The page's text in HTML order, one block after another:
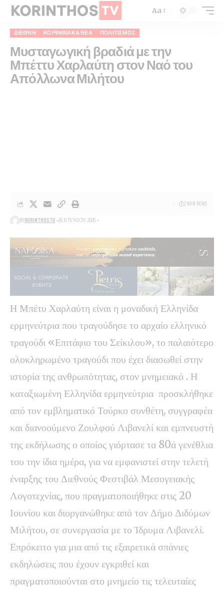
Aa
ΔΙΕΘΝΉ ΚΟΡΙΝΘΙΑΚΆ ΝΈΑ ΠΟΛΙΤΙΣΜΌΣ
Μυσταγωγική βραδιά με την
Μπέττυ Χαρλαύτη στον Ναό του
Απόλλωνα Μιλήτου
BYKORINTHOSTV 26 ΙΟΥΝΊΟΥ 2026
2 MIN READ
Η Μπέτυ Χαρλαύτη είναι η μοναδική Ελληνίδα
ερμηνεύτρια που τραγούδησε το αρχαίο ελληνικό
τραγούδι «Επιτάφιο του Σείκιλου», το παλαιότερο
ολοκληρωμένο τραγούδι που έχει διασωθεί στην
ιστορία της ανθρωπότητας, στον μνημειακό . Η
καταξιωμένη Ελληνίδα ερμηνεύτρια προσκλήθηκε
από τον εμβληματικό Τούρκο συνθέτη, συγγραφέα
και διανοούμενο Ζουλφού Λιβανελί και εμπνευστή
της εκδήλωσης ο οποίος γιόρτασε τα 80ά γενέθλια
του την ίδια ημέρα, για να εμφανιστεί στην τελετή
έναρξης του Διεθνούς Φεστιβάλ Μεσογειακής
Λογοτεχνίας, που πραγματοποιήθηκε στις 20
Ιουνίου και διοργανώθηκε από τον Δήμο Διδύμων
Μιλήτου, σε συνεργασία με το Ίδρυμα Λιβανελί.
Επρόκειτο για μια από τις εξαιρετικά σπάνιες
εκδηλώσεις που έχουν εγκριθεί και
πραγματοποιούνται στο μνημείο τις τελευταίες